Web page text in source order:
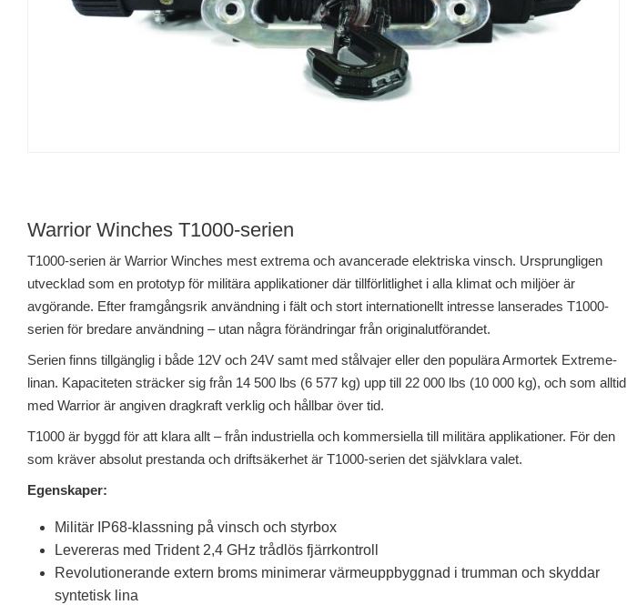
Warrior Winches T1000-serien
T1000-serien är Warrior Winches mest extrema och avancerade elektriska vinsch. Ursprungligen
utvecklad som en prototyp för militära applikationer där tillförlitlighet i alla klimat och miljöer är
avgörande. Efter framgångsrik användning i fält och stort internationellt intresse lanserades T1000-
serien för bredare användning – utan några förändringar från originalutförandet.
Serien finns tillgänglig i både 12V och 24V samt med stålvajer eller den populära Armortek Extreme-
linan. Kapaciteten sträcker sig från 14 500 lbs (6 577 kg) upp till 22 000 lbs (10 000 kg), och som alltid
med Warrior är angiven dragkraft verklig och hållbar över tid.
T1000 är byggd för att klara allt – från industriella och kommersiella till militära applikationer. För den
som kräver absolut prestanda och driftsäkerhet är T1000-serien det självklara valet.
Egenskaper:
Militär IP68-klassning på vinsch och styrbox
Levereras med Trident 2,4 GHz trådlös fjärrkontroll
Revolutionerande extern broms minimerar värmeuppbyggnad i trumman och skyddar
syntetisk lina